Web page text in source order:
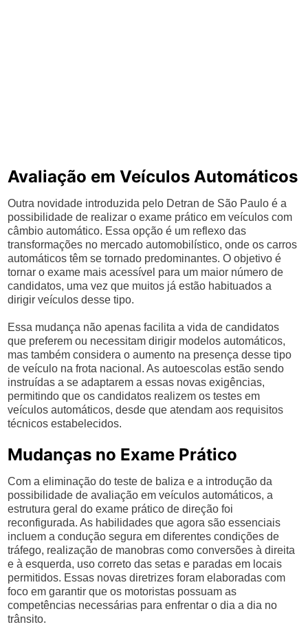
Avaliação em Veículos Automáticos
Outra novidade introduzida pelo Detran de São Paulo é a
possibilidade de realizar o exame prático em veículos com
câmbio automático. Essa opção é um reflexo das
transformações no mercado automobilístico, onde os carros
automáticos têm se tornado predominantes. O objetivo é
tornar o exame mais acessível para um maior número de
candidatos, uma vez que muitos já estão habituados a
dirigir veículos desse tipo.
Essa mudança não apenas facilita a vida de candidatos
que preferem ou necessitam dirigir modelos automáticos,
mas também considera o aumento na presença desse tipo
de veículo na frota nacional. As autoescolas estão sendo
instruídas a se adaptarem a essas novas exigências,
permitindo que os candidatos realizem os testes em
veículos automáticos, desde que atendam aos requisitos
técnicos estabelecidos.
Mudanças no Exame Prático
Com a eliminação do teste de baliza e a introdução da
possibilidade de avaliação em veículos automáticos, a
estrutura geral do exame prático de direção foi
reconfigurada. As habilidades que agora são essenciais
incluem a condução segura em diferentes condições de
tráfego, realização de manobras como conversões à direita
e à esquerda, uso correto das setas e paradas em locais
permitidos. Essas novas diretrizes foram elaboradas com
foco em garantir que os motoristas possuam as
competências necessárias para enfrentar o dia a dia no
trânsito.